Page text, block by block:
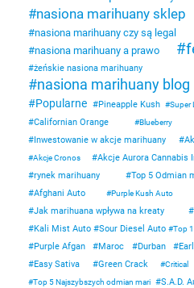
nasiona marihuany sklep
nasiona marihuany czy są legal
nasiona marihuany a prawo
żeńskie nasiona marihuany
nasiona marihuany blog
Popularne Pineapple Kush Super
Californian Orange
Blueberry
Inwestowanie w akcje marihuany
Akcje Cronos Akcje Aurora Cannabis
rynek marihuany Top 5 Odmian
Afghani Auto Purple Kush Auto
Jak marihuana wpływa na kreaty
Kali Mist Auto Sour Diesel Auto Top
Purple Afgan
Maroc Durban
Easy Sativa
Green Crack Critical
Top 5 Najszybszych odmian mari S.A.D.